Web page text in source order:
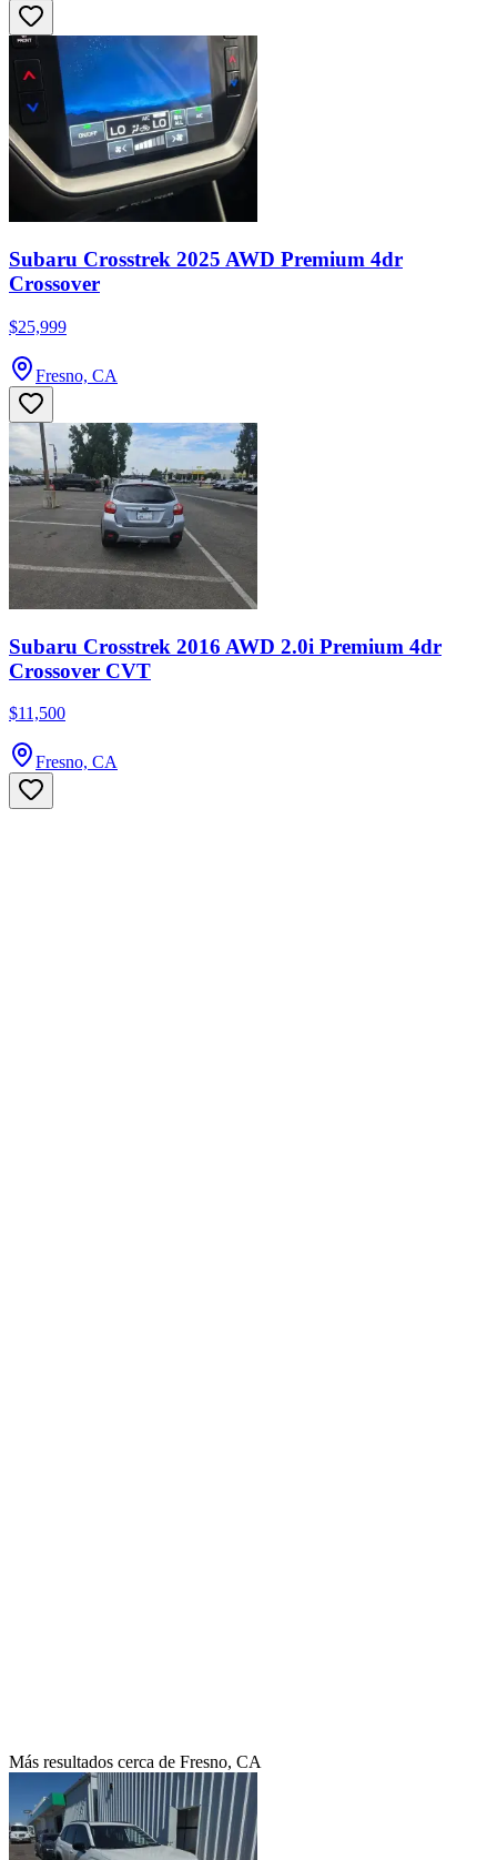
Subaru Crosstrek 2025 AWD Premium 4dr
Crossover
$25,999
Fresno, CA
Subaru Crosstrek 2016 AWD 2.0i Premium 4dr
Crossover CVT
$11,500
Fresno, CA
Más resultados cerca de Fresno, CA